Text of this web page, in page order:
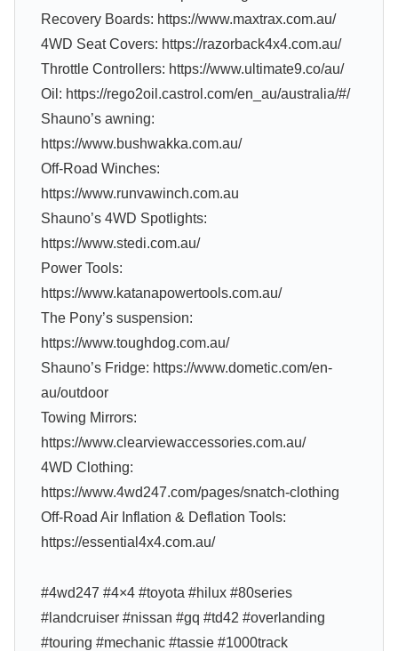
Recovery Boards: https://www.maxtrax.com.au/
4WD Seat Covers: https://razorback4x4.com.au/
Throttle Controllers: https://www.ultimate9.co/au/
Oil: https://rego2oil.castrol.com/en_au/australia/#/
Shauno’s awning:
https://www.bushwakka.com.au/
Off-Road Winches:
https://www.runvawinch.com.au
Shauno’s 4WD Spotlights:
https://www.stedi.com.au/
Power Tools:
https://www.katanapowertools.com.au/
The Pony’s suspension:
https://www.toughdog.com.au/
Shauno’s Fridge: https://www.dometic.com/en-
au/outdoor
Towing Mirrors:
https://www.clearviewaccessories.com.au/
4WD Clothing:
https://www.4wd247.com/pages/snatch-clothing
Off-Road Air Inflation & Deflation Tools:
https://essential4x4.com.au/
#4wd247 #4×4 #toyota #hilux #80series
#landcruiser #nissan #gq #td42 #overlanding
#touring #mechanic #tassie #1000track